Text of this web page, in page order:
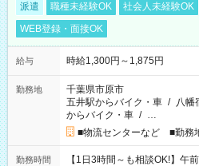
派遣 職種未経験OK 社会人未経験OK
WEB登録・面接OK
給与 時給1,300円～1,875円
勤務地
千葉県市原市
五井駅からバイク・車 / 八幡
からバイク・車 / …
■物流センターなど ■勤務
勤務時間
【1日3時間～も相談OK!】午